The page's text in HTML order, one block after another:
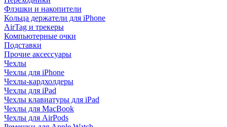
Флэшки и накопители
Кольца держатели для iPhone
AirTag и трекеры
Компьютерные очки
Подставки
Прочие аксессуары
Чехлы
Чехлы для iPhone
Чехлы-кардхолдеры
Чехлы для iPad
Чехлы клавиатуры для iPad
Чехлы для MacBook
Чехлы для AirPods